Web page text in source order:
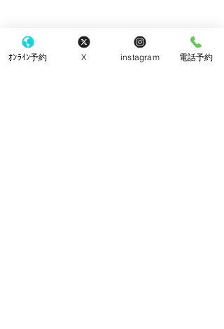
ｵﾝﾗｲﾝ予約 X instagram 電話予約